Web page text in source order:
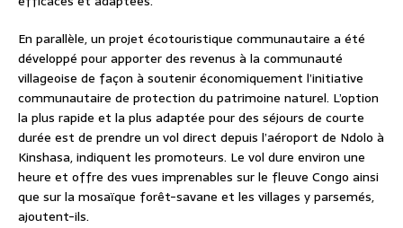
En parallèle, un projet écotouristique communautaire a été
développé pour apporter des revenus à la communauté
villageoise de façon à soutenir économiquement l’initiative
communautaire de protection du patrimoine naturel. L’option
la plus rapide et la plus adaptée pour des séjours de courte
durée est de prendre un vol direct depuis l’aéroport de Ndolo à
Kinshasa, indiquent les promoteurs. Le vol dure environ une
heure et offre des vues imprenables sur le fleuve Congo ainsi
que sur la mosaïque forêt-savane et les villages y parsemés,
ajoutent-ils.